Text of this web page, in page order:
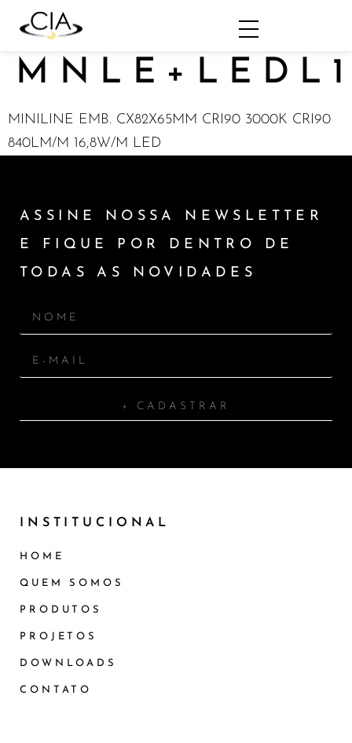
MINILINE EMB. CX82X65MM CRI90 3000K CRI90
840LM/M 16,8W/M LED
ASSINE NOSSA NEWSLETTER
E FIQUE POR DENTRO DE
TODAS AS NOVIDADES
+ CADASTRAR
INSTITUCIONAL
HOME
QUEM SOMOS
PRODUTOS
PROJETOS
DOWNLOADS
CONTATO